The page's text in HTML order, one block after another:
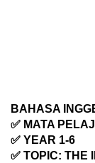
BAHASA
✅ MATA
✅ YEAR 1-6
✅ TOPIC: THE